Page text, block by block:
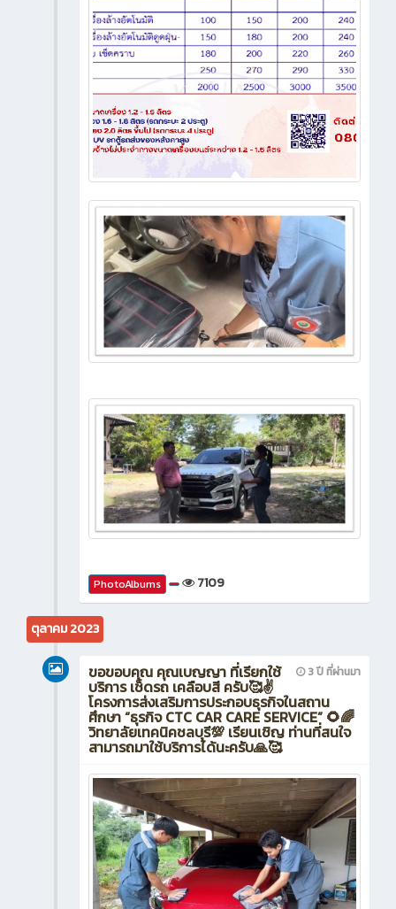
PhotoAlbums 7109
ตุลาคม 2023
3 ปี ที่ผ่านมา
ขอขอบคุณ คุณเบญญา ที่เรียกใช้
บริการ เช็ดรถ เคลือบสี ครับ🥰✌️
โครงการส่งเสริมการประกอบธุรกิจในสถาน
ศึกษา “ธุรกิจ CTC CAR CARE SERVICE” 🌻🌈
วิทยาลัยเทคนิคชลบุรี💯 เรียนเชิญ ท่านที่สนใจ
สามารถมาใช้บริการได้นะครับ🙏🥰